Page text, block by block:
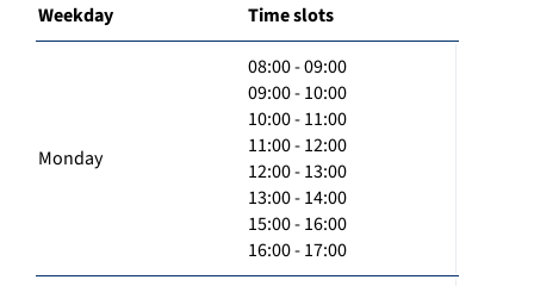
Weekday Time slots
Monday
08:00 - 09:00
09:00 - 10:00
10:00 - 11:00
11:00 - 12:00
12:00 - 13:00
13:00 - 14:00
15:00 - 16:00
16:00 - 17:00